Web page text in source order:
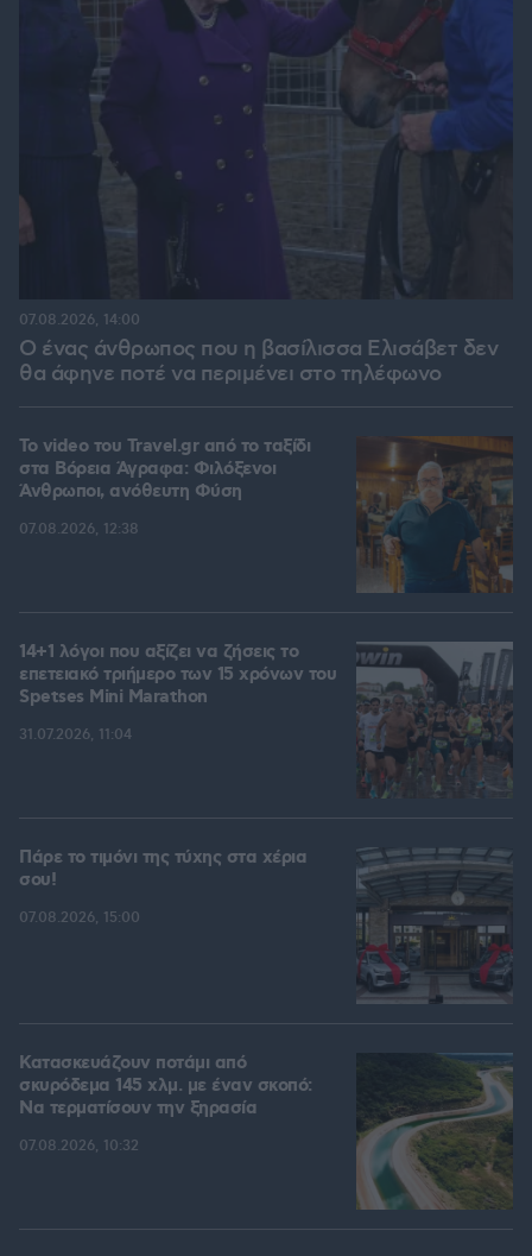
Ο ένας άνθρωπος που η βασίλισσα Ελισάβετ δεν
θα άφηνε ποτέ να περιμένει στο τηλέφωνο
07.08.2026, 14:00
To video του Travel.gr από το ταξίδι
στα Βόρεια Άγραφα: Φιλόξενοι
Άνθρωποι, ανόθευτη Φύση
07.08.2026, 12:38
14+1 λόγοι που αξίζει να ζήσεις το
επετειακό τριήμερο των 15 χρόνων του
Spetses Mini Marathon
31.07.2026, 11:04
Πάρε το τιμόνι της τύχης στα χέρια
σου!
07.08.2026, 15:00
Κατασκευάζουν ποτάμι από
σκυρόδεμα 145 χλμ. με έναν σκοπό:
Να τερματίσουν την ξηρασία
07.08.2026, 10:32